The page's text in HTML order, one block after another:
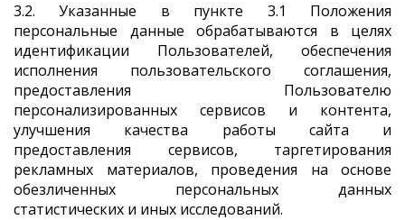
3.2. Указанные в пункте 3.1 Положения
персональные данные обрабатываются в целях
идентификации Пользователей, обеспечения
исполнения пользовательского соглашения,
предоставления Пользователю
персонализированных сервисов и контента,
улучшения качества работы сайта и
предоставления сервисов, таргетирования
рекламных материалов, проведения на основе
обезличенных персональных данных
статистических и иных исследований.